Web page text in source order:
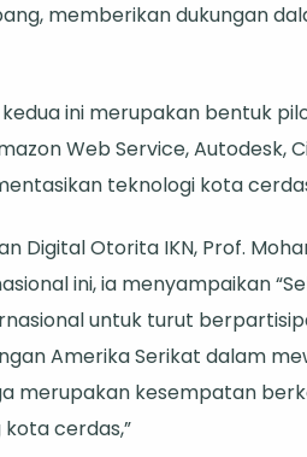
memberikan dukungan
ini merupakan bentuk
Web Service, Autodesk,
teknologi kota
Digital Otorita IKN, Prof.
ini, ia menyampaikan
untuk turut
Amerika Serikat dalam
merupakan kesempatan
cerdas,”